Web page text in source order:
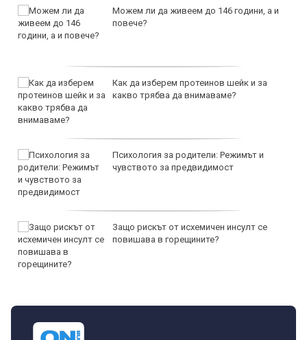
Можем ли да живеем до 146 години, а и
повече?
Как да изберем протеинов шейк и за
какво трябва да внимаваме?
Психология за родители: Режимът и
чувството за предвидимост
Защо рискът от исхемичен инсулт се
повишава в горещините?